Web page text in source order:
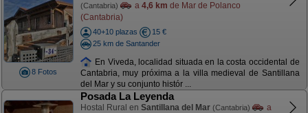
8 Fotos
(Cantabria) a 4,6 km de Mar de Polanco
(Cantabria)
40+10 plazas
15 €
25 km de Santander
En Viveda, localidad situada en la costa occidental de
Cantabria, muy próxima a la villa medieval de Santillana
del Mar y su conjunto histór ...
Posada La Leyenda
Hostal Rural en Santillana del Mar (Cantabria)
a